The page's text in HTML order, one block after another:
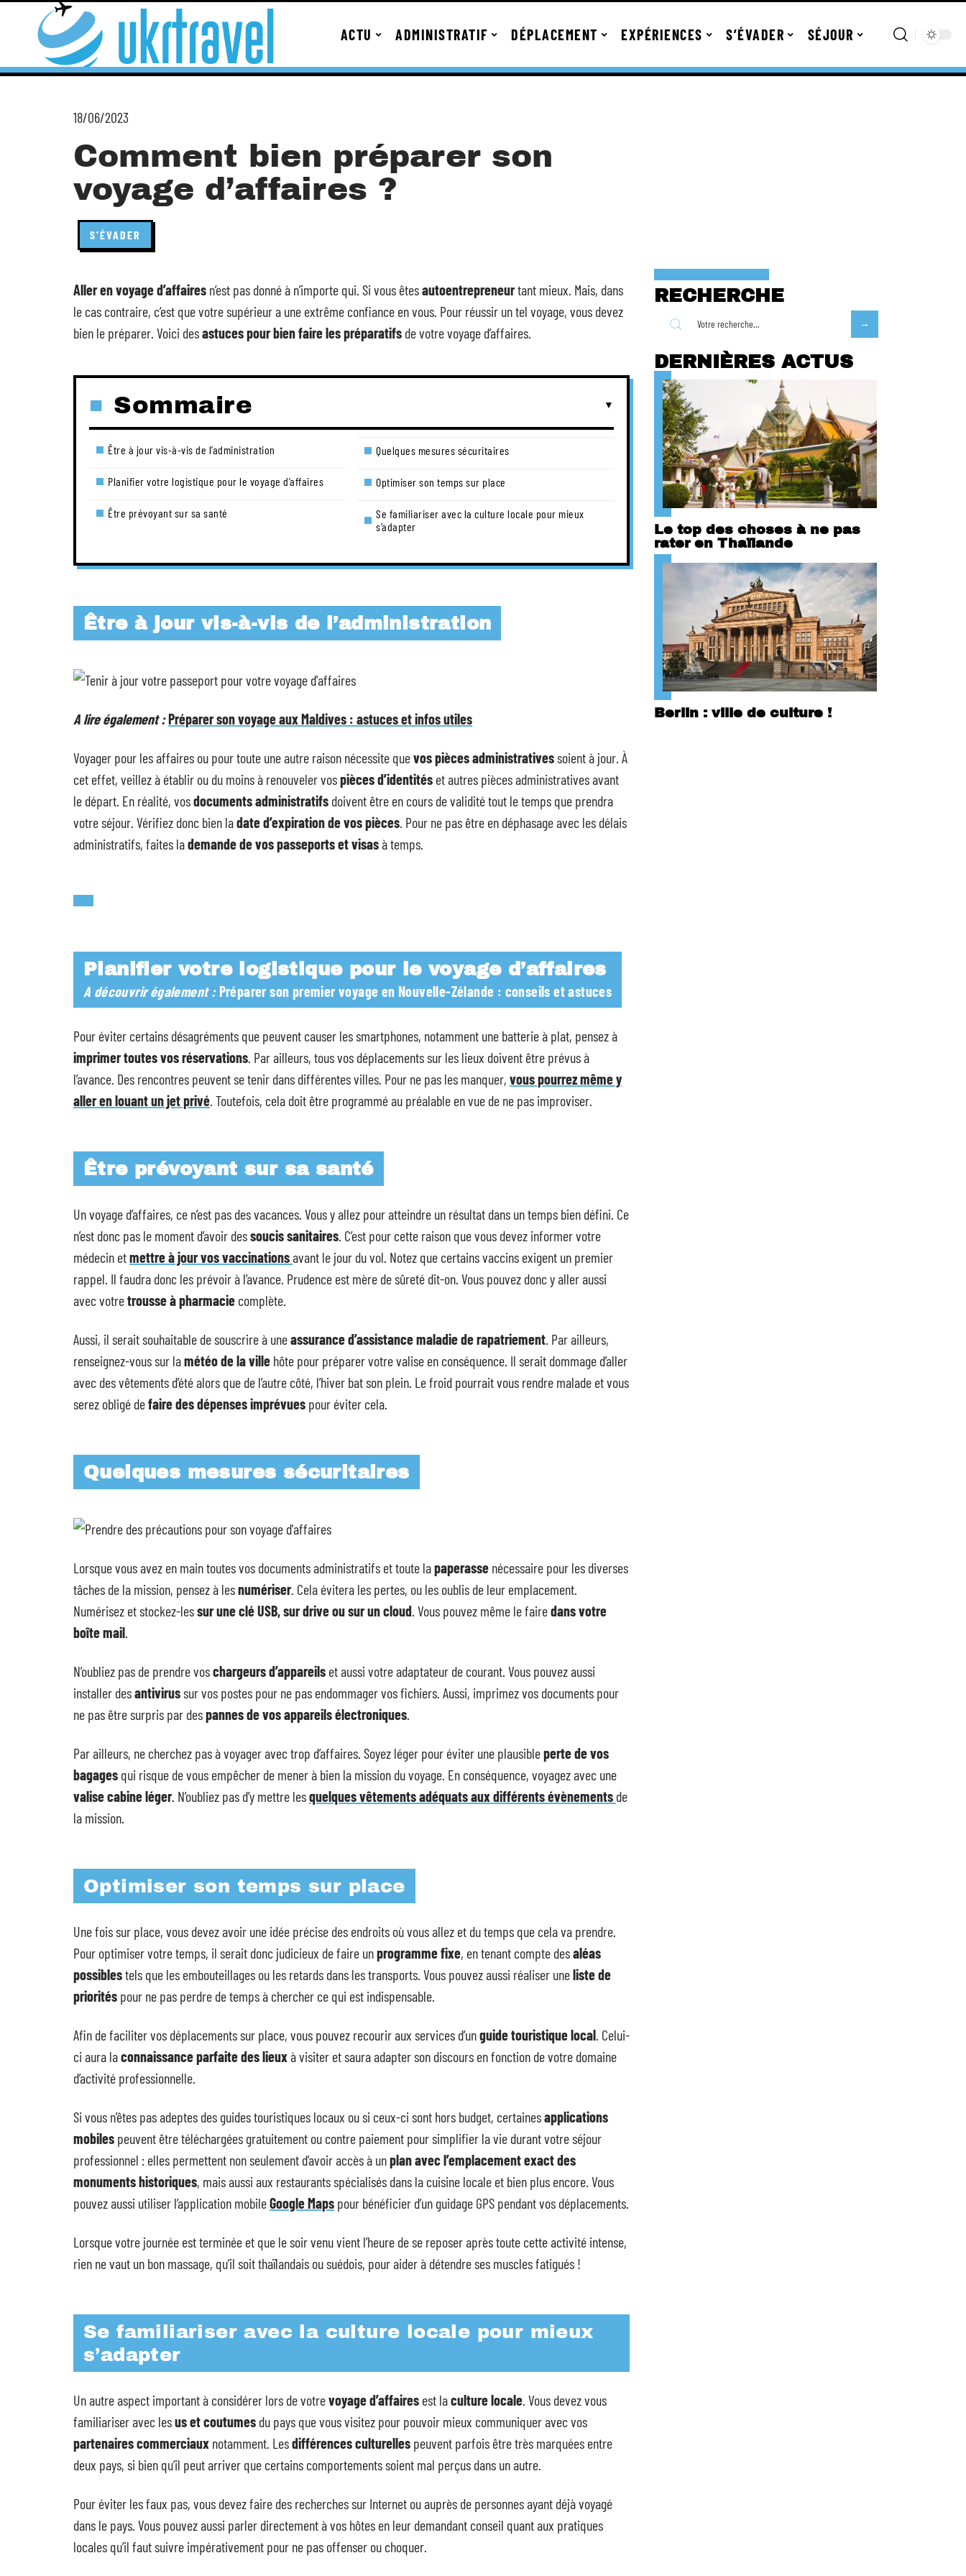
ACTU ADMINISTRATIF DÉPLACEMENT EXPÉRIENCES S’ÉVADER SÉJOUR
18/06/2023
Comment bien préparer son
voyage d’affaires ?
S'ÉVADER
Aller en voyage d’affaires n’est pas donné à n’importe qui. Si vous êtesautoentrepreneurtant mieux. Mais, dans
le cas contraire, c’est que votre supérieur a une extrême confiance en vous. Pour réussir un tel voyage, vous devez
bien le préparer. Voici desastuces pour bien faire les préparatifs de votre voyage d’affaires.
Sommaire
Être à jour vis-à-vis de l’administration
Planifier votre logistique pour le voyage d’affaires
Être prévoyant sur sa santé
Quelques mesures sécuritaires
Optimiser son temps sur place
Se familiariser avec la culture locale pour mieux
s’adapter
Être à jour vis-à-vis de l’administration
A lire également :Préparer son voyage aux Maldives : astuces et infos utiles
Voyager pour les affaires ou pour toute une autre raison nécessite quevos pièces administrativessoient à jour. À
cet effet, veillez à établir ou du moins à renouveler vospièces d’identités et autres pièces administratives avant
le départ. En réalité, vosdocuments administratifs doivent être en cours de validité tout le temps que prendra
votre séjour. Vérifiez donc bien ladate d’expiration de vos pièces. Pour ne pas être en déphasage avec les délais
administratifs, faites lademande de vos passeports et visasà temps.
Planifier votre logistique pour le voyage d’affaires
A découvrir également : Préparer son premier voyage en Nouvelle-Zélande : conseils et astuces
Pour éviter certains désagréments que peuvent causer les smartphones, notamment une batterie à plat, pensez à
imprimer toutes vos réservations. Par ailleurs, tous vos déplacements sur les lieux doivent être prévus à
l’avance. Des rencontres peuvent se tenir dans différentes villes. Pour ne pas les manquer, vous pourrez même y
aller en louant un jet privé. Toutefois, cela doit être programmé au préalable en vue de ne pas improviser.
Être prévoyant sur sa santé
Un voyage d’affaires, ce n’est pas des vacances. Vous y allez pour atteindre un résultat dans un temps bien défini. Ce
n’est donc pas le moment d’avoir dessoucis sanitaires. C’est pour cette raison que vous devez informer votre
médecin etmettre à jour vos vaccinationsavant le jour du vol. Notez que certains vaccins exigent un premier
rappel. Il faudra donc les prévoir à l’avance. Prudence est mère de sûreté dit-on. Vous pouvez donc y aller aussi
avec votretrousse à pharmacie complète.
Aussi, il serait souhaitable de souscrire à uneassurance d’assistance maladie de rapatriement. Par ailleurs,
renseignez-vous sur lamétéode la ville hôte pour préparer votre valise en conséquence. Il serait dommage d’aller
avec des vêtements d’été alors que de l’autre côté, l’hiver bat son plein. Le froid pourrait vous rendre malade et vous
serez obligé defaire des dépenses imprévues pour éviter cela.
Quelques mesures sécuritaires
Lorsque vous avez en main toutes vos documents administratifs et toute lapaperasse nécessaire pour les diverses
tâches de la mission, pensez à lesnumériser. Cela évitera les pertes, ou les oublis de leur emplacement.
Numérisez et stockez-lessur une clé USB, sur drive ou sur un cloud. Vous pouvez même le fairedans votre
boîte mail.
N’oubliez pas de prendre voschargeurs d’appareils et aussi votre adaptateur de courant. Vous pouvez aussi
installer desantivirussur vos postes pour ne pas endommager vos fichiers. Aussi, imprimez vos documents pour
ne pas être surpris par despannes de vos appareils électroniques.
Par ailleurs, ne cherchez pas à voyager avec trop d’affaires. Soyez léger pour éviter une plausibleperte de vos
bagages qui risque de vous empêcher de mener à bien la mission du voyage. En conséquence, voyagez avec une
valise cabine léger. N’oubliez pas d’y mettre lesquelques vêtements adéquats aux différents évènements de
la mission.
Optimiser son temps sur place
Une fois sur place, vous devez avoir une idée précise des endroits où vous allez et du temps que cela va prendre.
Pour optimiser votre temps, il serait donc judicieux de faire unprogramme fixe, en tenant compte desaléas
possiblestels que les embouteillages ou les retards dans les transports. Vous pouvez aussi réaliser uneliste de
priorités pour ne pas perdre de temps à chercher ce qui est indispensable.
Afin de faciliter vos déplacements sur place, vous pouvez recourir aux services d’unguide touristique local. Celui-
ci aura laconnaissance parfaite des lieuxà visiter et saura adapter son discours en fonction de votre domaine
d’activité professionnelle.
Si vous n’êtes pas adeptes des guides touristiques locaux ou si ceux-ci sont hors budget, certainesapplications
mobiles peuvent être téléchargées gratuitement ou contre paiement pour simplifier la vie durant votre séjour
professionnel : elles permettent non seulement d’avoir accès à unplan avec l’emplacement exact des
monuments historiques, mais aussi aux restaurants spécialisés dans la cuisine locale et bien plus encore. Vous
pouvez aussi utiliser l’application mobileGoogle Maps pour bénéficier d’un guidage GPS pendant vos déplacements.
Lorsque votre journée est terminée et que le soir venu vient l’heure de se reposer après toute cette activité intense,
rien ne vaut un bon massage, qu’il soit thaïlandais ou suédois, pour aider à détendre ses muscles fatigués !
Se familiariser avec la culture locale pour mieux
s’adapter
Un autre aspect important à considérer lors de votrevoyage d’affaires est laculture locale. Vous devez vous
familiariser avec lesus et coutumes du pays que vous visitez pour pouvoir mieux communiquer avec vos
partenaires commerciaux notamment. Lesdifférences culturelles peuvent parfois être très marquées entre
deux pays, si bien qu’il peut arriver que certains comportements soient mal perçus dans un autre.
Pour éviter les faux pas, vous devez faire des recherches sur Internet ou auprès de personnes ayant déjà voyagé
dans le pays. Vous pouvez aussi parler directement à vos hôtes en leur demandant conseil quant aux pratiques
locales qu’il faut suivre impérativement pour ne pas offenser ou choquer.
RECHERCHE
DERNIÈRES ACTUS
Le top des choses à ne pas
rater en Thaïlande
Berlin : ville de culture !